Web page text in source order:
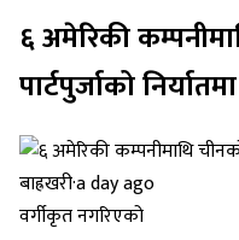
६ अमेरिकी
पार्टपुर्जाको
बाह्रखरी·a day ago
वर्गीकृत नगरिएको